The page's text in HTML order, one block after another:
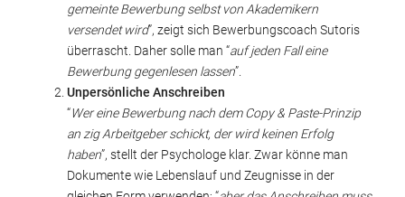
gemeinte Bewerbung selbst von Akademikern
versendet wird”, zeigt sich Bewerbungscoach Sutoris
überrascht. Daher solle man “auf jeden Fall eine
Bewerbung gegenlesen lassen”.
Unpersönliche Anschreiben
“Wer eine Bewerbung nach dem Copy & Paste-Prinzip
an zig Arbeitgeber schickt, der wird keinen Erfolg
haben”, stellt der Psychologe klar. Zwar könne man
Dokumente wie Lebenslauf und Zeugnisse in der